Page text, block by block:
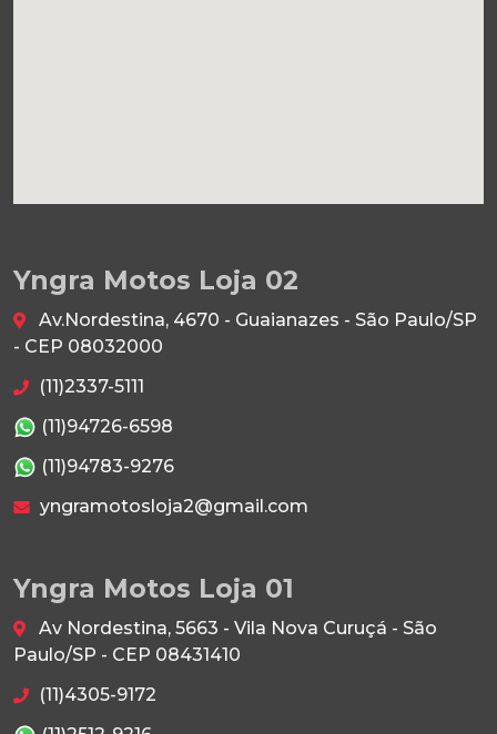
Yngra Motos Loja 02
Av.Nordestina, 4670 - Guaianazes - São Paulo/SP
- CEP 08032000
(11)2337-5111
(11)94726-6598
(11)94783-9276
yngramotosloja2@gmail.com
Yngra Motos Loja 01
Av Nordestina, 5663 - Vila Nova Curuçá - São
Paulo/SP - CEP 08431410
(11)4305-9172